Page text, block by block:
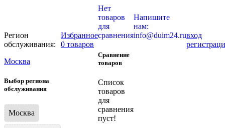
Регион
обслуживания:
Москва
Выбор региона
обслуживания
Москва
Избранное
0 товаров
Нет
товаров
для
сравнения
Сравнение
товаров
Список
товаров
для
сравнения
пуст!
Напишите
нам:
info@duim24.ruвход